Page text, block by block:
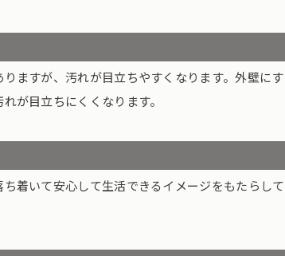
ますが、汚れが目立ちやすくなります。外壁にす
が目立ちにくくなります。
着いて安心して生活できるイメージをもたらして